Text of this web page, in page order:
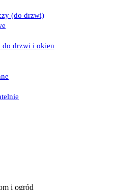
(do drzwi)
drzwi i okien